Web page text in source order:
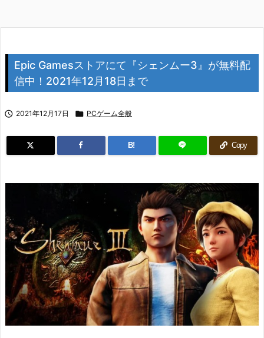
Epic Gamesストアにて『シェンムー3』が無料配
信中！2021年12月18日まで
 2021年12月17日  PCゲーム全般
B! Copy